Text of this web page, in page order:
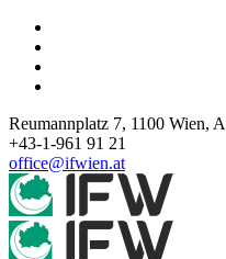
Reumannplatz 7, 1100 Wien,
+43-1-961 91 21
office@ifwien.at